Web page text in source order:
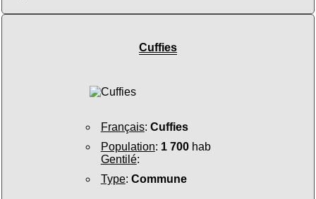
Cuffies
Français: Cuffies
Population: 1 700hab
Gentilé:
Type: Commune